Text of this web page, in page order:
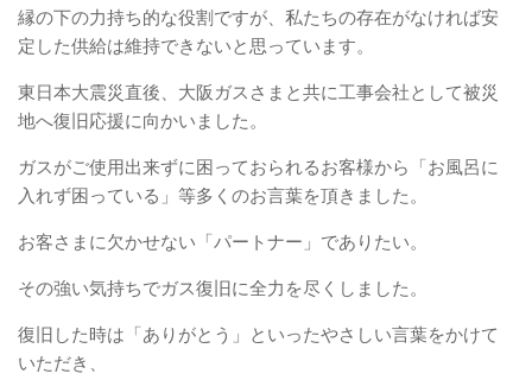
縁の下の力持ち的な役割ですが、私たちの存在がなければ安
定した供給は維持できないと思っています。
東日本大震災直後、大阪ガスさまと共に工事会社として被災
地へ復旧応援に向かいました。
ガスがご使用出来ずに困っておられるお客様から「お風呂に
入れず困っている」等多くのお言葉を頂きました。
お客さまに欠かせない「パートナー」でありたい。
その強い気持ちでガス復旧に全力を尽くしました。
復旧した時は「ありがとう」といったやさしい言葉をかけて
いただき、